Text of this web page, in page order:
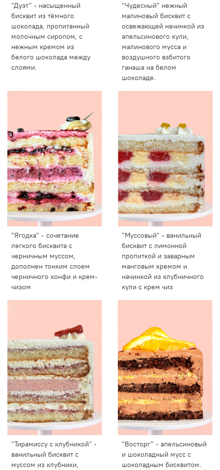
"Дуэт" - насыщенный
бисквит из тёмного
шоколада, пропитанный
молочным сиропом, с
нежным кремом из
белого шоколада между
слоями.
"Чудесный" нежный
малиновый бисквит с
освежающей начинкой из
апельсинового кули,
малинового мусса и
воздушного взбитого
ганаша на белом
шоколаде.
"Ягодка" - сочетание
легкого бисквита с
черничным муссом,
дополнен тонким слоем
черничного конфи и крем-
чизом
"Муссовый" - ванильный
бисквит с лимонной
пропиткой и заварным
манговым кремом и
начинкой из клубничного
кули с крем чиз
"Тирамиссу с клубникой" -
ванильный бисквит с
муссом из клубники,
"Восторг" - апельсиновый
и шоколадный мусс с
шоколадным бисквитом.